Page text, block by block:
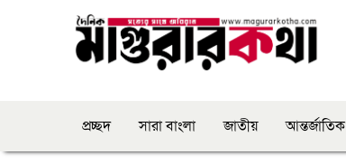
প্রচ্ছদ সারা বাংলা জাতীয় আন্তর্জাতিক